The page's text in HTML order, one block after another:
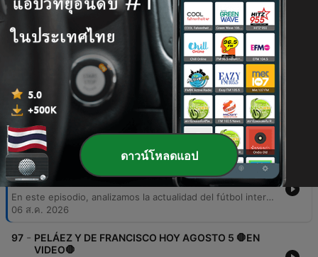
gustar o no, Vinicius, pero buen jugador sí
00:37:30 · Se discute la importancia de Vinicius
para el Real Madrid y cómo esto evitó su salida al
Arsenal.
ตอนต่าง ๆ
98 - PELÁEZ Y DE FRANCISCO HOY AGOSTO 6 🛑EN
VIDEO🛑
En este episodio, analizamos la actualidad del fútbol internacional y local, desde el documental sobre Carlos Bilardo y los rumores sobre la final del Mundial 2030, hasta el rendimiento de jugadores colombianos en ligas como la MLS y Brasil. También profundizamos en la crisis técnica de la Selección Colombia, los movimientos del mercado de fichajes —incluyendo casos como Manjoma Castillo y Nicolás Hernández— y las novedades sobre transferencias internacionales, arbitraje y la programación de la liga colombiana.
06 ส.ค. 2026
97 - PELÁEZ Y DE FRANCISCO HOY AGOSTO 5 🛑EN
VIDEO🛑
ดาวน์โหลดแอป